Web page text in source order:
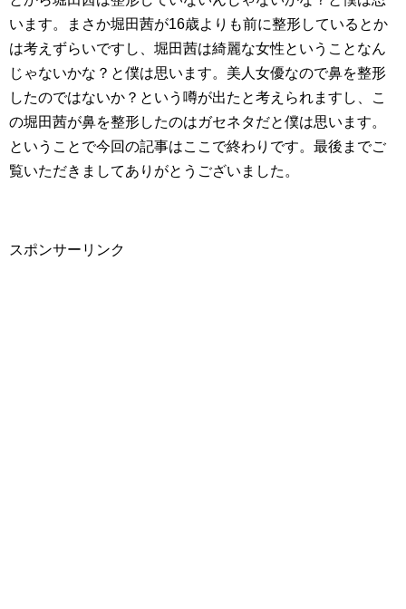
います。まさか堀田茜が16歳よりも前に整形しているとか
は考えずらいですし、堀田茜は綺麗な女性ということなん
じゃないかな？と僕は思います。美人女優なので鼻を整形
したのではないか？という噂が出たと考えられますし、こ
の堀田茜が鼻を整形したのはガセネタだと僕は思います。
ということで今回の記事はここで終わりです。最後までご
覧いただきましてありがとうございました。
スポンサーリンク